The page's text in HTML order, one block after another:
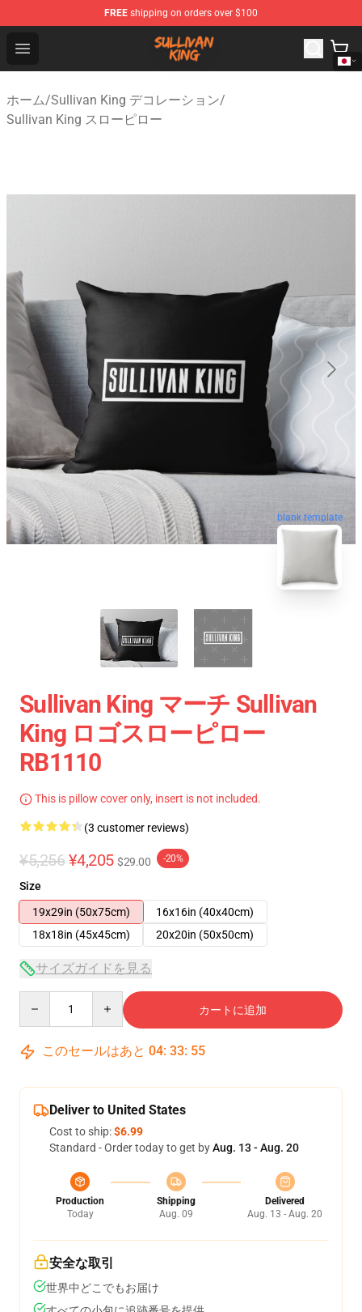
FREE shipping on orders over $100
Open menu
Sullivan King Shop - Official Sullivan King Merchandise
ホーム/Sullivan King デコレーション/
Sullivan King スローピロー
blank template
Sullivan King マーチ Sullivan
King ロゴスローピロー
RB1110
This is pillow cover only, insert is not included.
(3 customer reviews)
¥5,256 ¥4,205 $29.00 -20%
Size
19x29in (50x75cm)
16x16in (40x40cm)
18x18in (45x45cm)
20x20in (50x50cm)
サイズガイドを見る
カートに追加
このセールはあと 04: 33: 54
Deliver to United States
Cost to ship:$6.99
Standard - Order today to get byAug. 13 - Aug. 20
Production
Today
Shipping
Aug. 09
Delivered
Aug. 13 - Aug. 20
安全な取引
世界中どこでもお届け